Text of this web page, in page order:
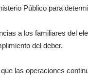
Público para
a los familiares del
del deber.
las operaciones